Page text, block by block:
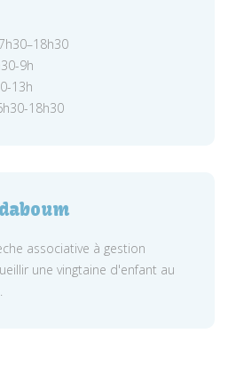
9h
13h
18h30
associative à gestion
une vingtaine d'enfant au